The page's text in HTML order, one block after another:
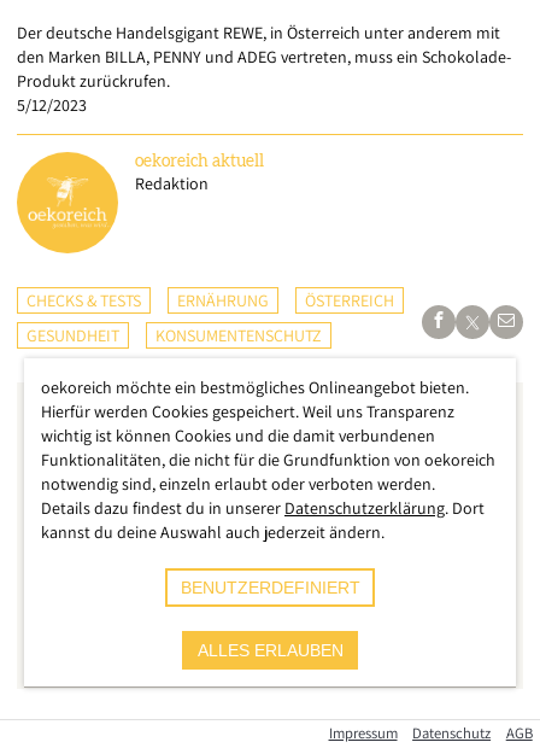
Der deutsche Handelsgigant REWE, in Österreich unter anderem mit
den Marken BILLA, PENNY und ADEG vertreten, muss ein Schokolade-
Produkt zurückrufen.
5/12/2023
oekoreich aktuell
Redaktion
CHECKS & TESTS ERNÄHRUNG
ÖSTERREICH
GESUNDHEIT
KONSUMENTENSCHUTZ
Der deutsche Handelsgigant REWE, in Österreich unter
Impressum Datenschutz AGB
oekoreich möchte ein bestmögliches Onlineangebot bieten.
Hierfür werden Cookies gespeichert. Weil uns Transparenz
wichtig ist können Cookies und die damit verbundenen
Funktionalitäten, die nicht für die Grundfunktion von oekoreich
notwendig sind, einzeln erlaubt oder verboten werden.
Details dazu findest du in unserer Datenschutzerklärung. Dort
kannst du deine Auswahl auch jederzeit ändern.
BENUTZERDEFINIERT
ALLES ERLAUBEN